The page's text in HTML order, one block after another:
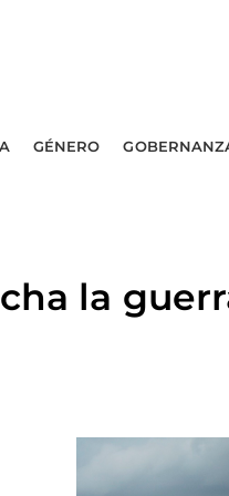
GÉNERO
la